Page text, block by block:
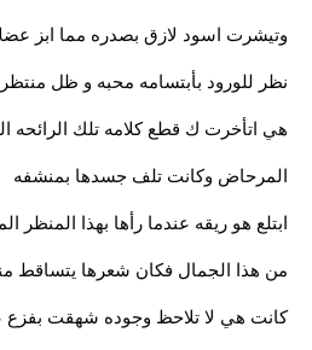
وتيشرت اسود لازق بصدره مما ابز
نظر للورود بأبتسامه محبه و ظل
هي اتأخرت ك قطع كلامه تلك
المرحاض وكانت تلف جسدها بمنشفه
ابتلع هو ريقه عندما رأها بهذا
من هذا الجمال فكان شعرها يتساقط
كانت هي لا تلاحظ وجوده شهقت بفزع